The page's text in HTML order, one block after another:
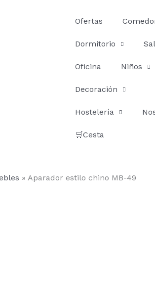
Ofertas
Dormitorio
Oficina Niños
Decoración
Hostelería
🛒Cesta
» Aparador estilo chino MB-49